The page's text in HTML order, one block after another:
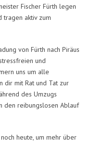
Fischer Fürth legen
tragen aktiv zum
von Fürth nach Piräus
und
uns um alle
dir mit Rat und Tat zur
des Umzugs
den reibungslosen Ablauf
heute, um mehr über